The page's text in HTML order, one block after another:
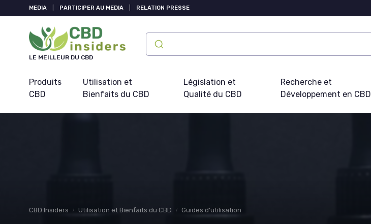
MEDIA PARTICIPER AU MEDIA RELATION PRESSE
LE MEILLEUR DU CBD
Produits
CBD
Utilisation et
Bienfaits du CBD
Législation et
Qualité du CBD
Recherche et
Développement en CBD
CBD Insiders Utilisation et Bienfaits du CBD Guides d'utilisation
Panneau de gestion des cookies